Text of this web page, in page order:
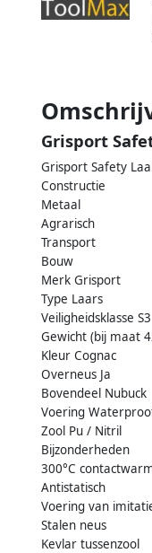
Grisport
Grisport Safety
Constructie
Metaal
Agrarisch
Transport
Bouw
Merk Grisport
Type Laars
Veiligheidsklasse S3
Gewicht (bij maat
Kleur Cognac
Overneus Ja
Bovendeel Nubuck
Voering
Zool Pu / Nitril
Bijzonderheden
300°C
Antistatisch
Voering van
Stalen neus
Kevlar tussenzool